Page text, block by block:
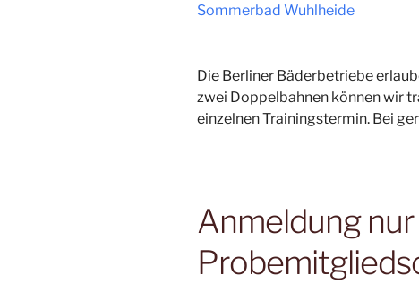
Sommerbad Wuhlheide
Die Berliner Bäderbetriebe
zwei Doppelbahnen können wir
einzelnen Trainingstermin. Bei
Anmeldung